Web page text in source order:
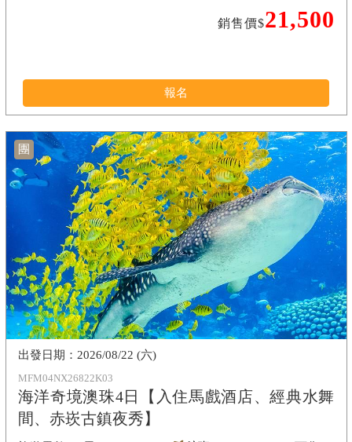
銷售價$21,500
報名
團
MFM04NX26822K03
海洋奇境澳珠4日【入住馬戲酒店、經典水舞
間、赤崁古鎮夜秀】
2026/08/22 (六)